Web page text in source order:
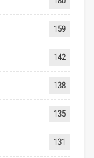
159
142
138
135
131